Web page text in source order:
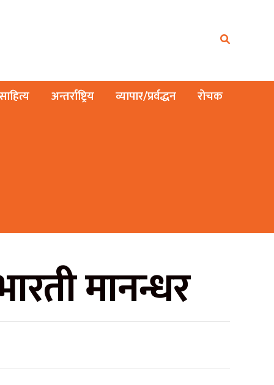
अन्तर्राष्ट्रिय व्यापार/प्रर्वद्धन रोचक
मानन्धर